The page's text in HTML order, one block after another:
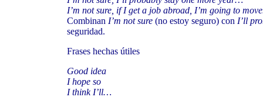
I’m not sure, if I get a job abroad, I’m going to
Combinan I’m not sure (no estoy seguro) con I’ll
seguridad.
Frases hechas útiles
Good idea
I hope so
I think I’ll…